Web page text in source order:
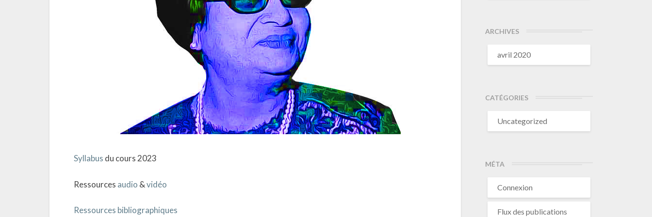
Syllabus du cours 2023
Ressources audio &vidéo
Ressources bibliographiques
ARCHIVES
avril 2020
CATÉGORIES
Uncategorized
MÉTA
Connexion
Flux des publications